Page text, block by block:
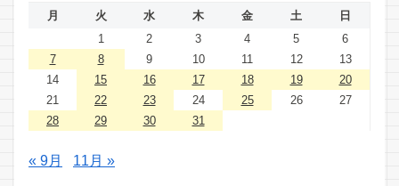
月 火 水 木 金 土
日
1
2 3 4 5
6
7
8 9 10 11 12
13
14
15 16 17 18 19
20
21
22 23 24 25 26
27
28
29 30 31
« 9月 11月 »